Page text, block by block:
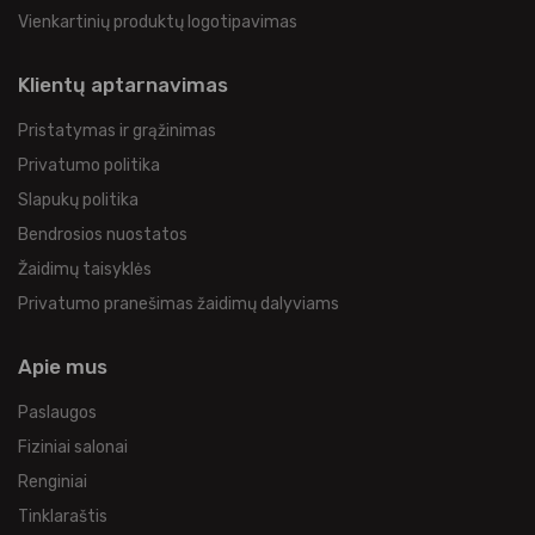
Vienkartinių produktų logotipavimas
Klientų aptarnavimas
Pristatymas ir grąžinimas
Privatumo politika
Slapukų politika
Bendrosios nuostatos
Žaidimų taisyklės
Privatumo pranešimas žaidimų dalyviams
Apie mus
Paslaugos
Fiziniai salonai
Renginiai
Tinklaraštis